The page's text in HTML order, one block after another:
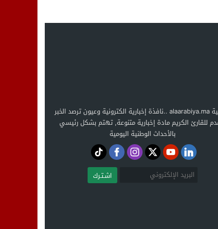
العربية alaarabiya.ma ..نافذة إخبارية الكترونية وعيون ترصد الخبر
للقارئ الكريم مادة إخبارية متنوعة, تهتم بشكل رئيسي
بالأحداث الوطنية اليومية
اشـتـرك